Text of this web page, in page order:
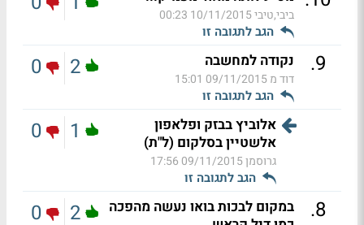
ביבי,טיבי10/11/2015 00:23
הגב לתגובה זו
9
. נקודה למחשבה
דוד מ09/11/2015 15:01
הגב לתגובה זו
2
0
אלוביץ בבזק ופלאפון
אלשטיין בסלקום (ל"ת)
גרוסמן09/11/2015 17:56
הגב לתגובה זו
1
0
8
.
במקום לבכות בואו נעשה מהפכה
2
0